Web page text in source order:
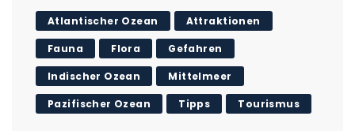
Atlantischer Ozean Attraktionen
Fauna Flora Gefahren
Indischer Ozean Mittelmeer
Pazifischer Ozean Tipps Tourismus